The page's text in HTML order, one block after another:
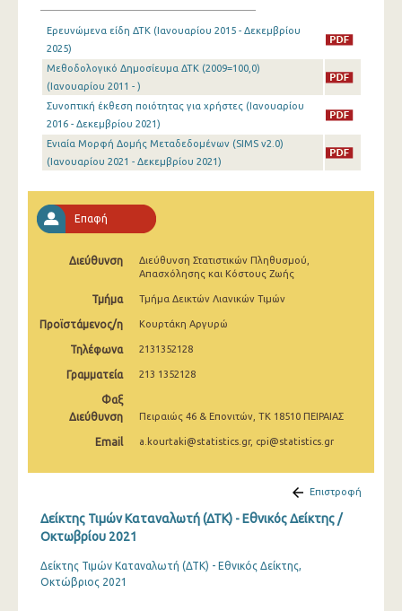
Σεπτεμβρίου 2025
Αυγούστου 2025
Ιουλίου 2025
Ιουνίου 2025
Μαΐου 2025
Μαρτίου 2025
Φεβρουαρίου 2025
Ιανουαρίου 2025
Δεκεμβρίου 2024
Οκτωβρίου 2024
Σεπτεμβρίου 2024
Ιουνίου 2024
Απριλίου 2024
Ερευνώμενα είδη ΔΤΚ (Ιανουαρίου 2015 - Δεκεμβρίου
2025)
Μεθοδολογικό Δημοσίευμα ΔΤΚ (2009=100,0)
(Ιανουαρίου 2011 - )
Συνοπτική έκθεση ποιότητας για χρήστες (Ιανουαρίου
2016 - Δεκεμβρίου 2021)
Ενιαία Μορφή Δομής Μεταδεδομένων (SIMS v2.0)
(Ιανουαρίου 2021 - Δεκεμβρίου 2021)
Επαφή
Διεύθυνση
Διεύθυνση Στατιστικών Πληθυσμού,
Απασχόλησης και Κόστους Ζωής
Τμήμα Τμήμα Δεικτών Λιανικών Τιμών
Προϊστάμενος/η Κουρτάκη Αργυρώ
Τηλέφωνα 2131352128
Γραμματεία 213 1352128
Φαξ
Διεύθυνση
Πειραιώς 46 & Επονιτών, ΤΚ 18510 ΠΕΙΡΑΙΑΣ
Email a.kourtaki@statistics.gr, cpi@statistics.gr
Επιστροφή
Δείκτης Τιμών Καταναλωτή (ΔΤΚ) - Εθνικός Δείκτης /
Οκτωβρίου 2021
Δείκτης Τιμών Καταναλωτή (ΔΤΚ) - Εθνικός Δείκτης,
Οκτώβριος 2021